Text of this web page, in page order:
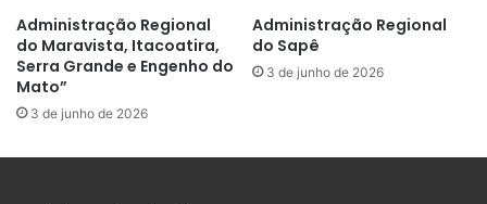
Administração Regional
do Maravista, Itacoatira,
Serra Grande e Engenho do
Mato”
3 de junho de 2026
Administração Regional
do Sapê
3 de junho de 2026